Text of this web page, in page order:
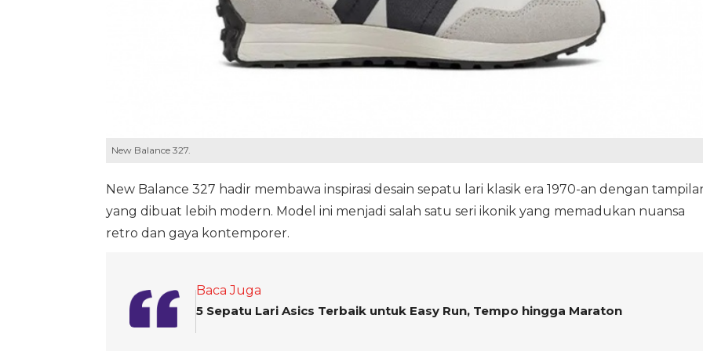
New Balance 327.
New Balance 327 hadir membawa inspirasi desain sepatu lari klasik era 1970-an dengan
yang dibuat lebih modern. Model ini menjadi salah satu seri ikonik yang memadukan nuansa
retro dan gaya kontemporer.
Baca Juga
5 Sepatu Lari Asics Terbaik untuk Easy Run, Tempo hingga Maraton